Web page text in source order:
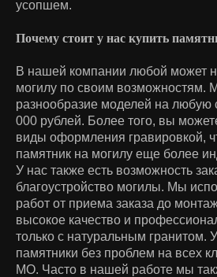
усопшем.
Почему стоит у нас купить
В нашей компании любой может
могилу по своим возможностям.
разнообразие моделей на любую
000 рублей. Более того, вы
виды оформления гравировкой,
памятник на могилу еще более
У нас также есть возможность
благоустройство могилы. Мы
работ от приема заказа до
высокое качество и
только с натуральным гранитом.
памятники без проблем на всех
МО. Часто в нашей работе мы